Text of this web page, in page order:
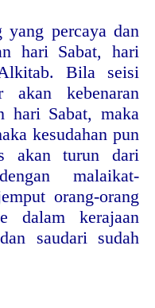
yang percaya dan
hari Sabat, hari
Bila seisi
akan kebenaran
hari Sabat, maka
kesudahan pun
akan turun dari
malaikat-
orang-orang
dalam kerajaan
saudari sudah